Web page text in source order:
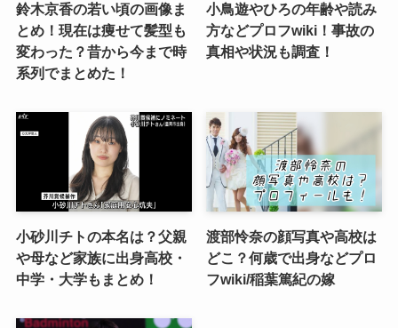
鈴木京香の若い頃の画像ま
とめ！現在は痩せて髪型も
変わった？昔から今まで時
系列でまとめた！
小鳥遊やひろの年齢や読み
方などプロフwiki！事故の
真相や状況も調査！
小砂川チトの本名は？父親
や母など家族に出身高校・
中学・大学もまとめ！
渡部怜奈の顔写真や高校は
どこ？何歳で出身などプロ
フwiki/稲葉篤紀の嫁